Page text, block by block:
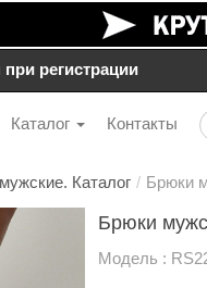
при регистрации
Каталог Контакты
Каталог / Брюки
Брюки
Модель :